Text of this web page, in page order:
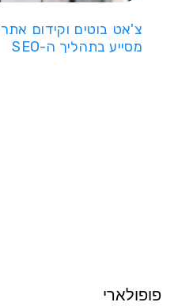
צ'אט בוטים וקידום
מסייע בתהליך ה-SEO
פופולארי